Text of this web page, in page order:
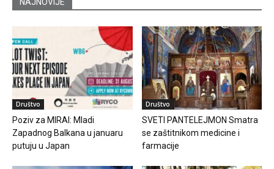
NAJNOVIJE
Društvo
Poziv za MIRAI: Mladi
Zapadnog Balkana u januaru
putuju u Japan
Društvo
SVETI PANTELEJMON Smatra
se zaštitnikom medicine i
farmacije